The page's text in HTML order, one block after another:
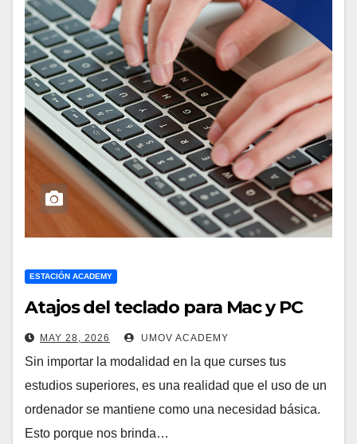
ESTACIÓN ACADEMY
Atajos del teclado para Mac y PC
MAY 28, 2026 UMOV ACADEMY
Sin importar la modalidad en la que curses tus
estudios superiores, es una realidad que el uso de un
ordenador se mantiene como una necesidad básica.
Esto porque nos brinda…